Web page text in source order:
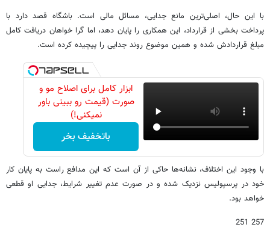
با این حال، اصلی‌ترین مانع جدایی، مسائل مالی است. باشگاه قصد دارد با
پرداخت بخشی از قرارداد، این همکاری را پایان دهد، اما گرا خواهان دریافت کامل
مبلغ قراردادش شده و همین موضوع روند جدایی را پیچیده کرده است.
ابزار کامل برای اصلاح مو و
صورت (قیمت رو ببینی باور
نمیکنی!)
باتخفیف بخر
با وجود این اختلاف، نشانه‌ها حاکی از آن است که این مدافع راست به پایان کار
خود در پرسپولیس نزدیک شده و در صورت عدم تغییر شرایط، جدایی او قطعی
خواهد بود.
257 251